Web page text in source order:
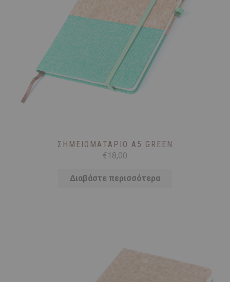
ΣΗΜΕΙΩΜΑΤΆΡΙΟ Α5 GREEN
€ 18,00
Διαβάστε περισσότερα